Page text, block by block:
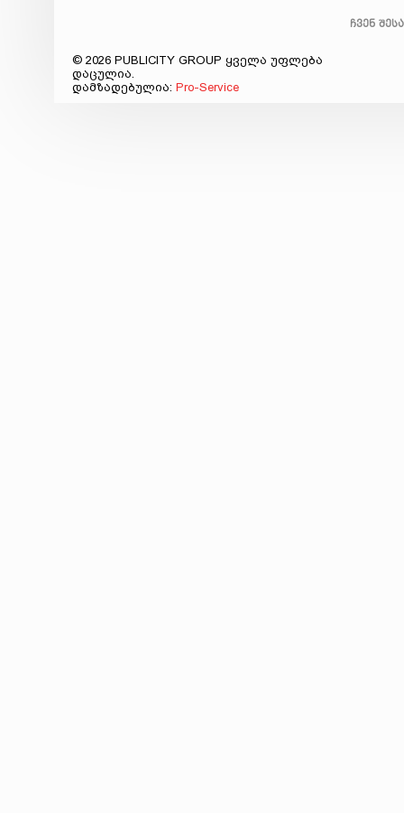
ჩვენ
© 2026 PUBLICITY GROUP ყველა უფლება
დაცულია.
დამზადებულია: Pro-Service